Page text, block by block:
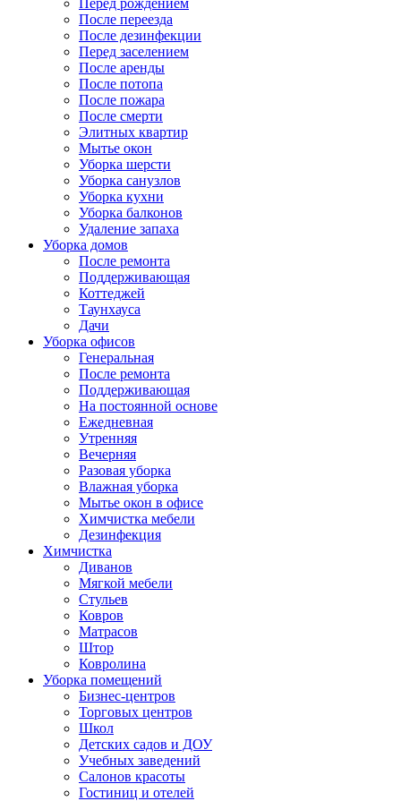
Перед рождением
После переезда
После дезинфекции
Перед заселением
После аренды
После потопа
После пожара
После смерти
Элитных квартир
Мытье окон
Уборка шерсти
Уборка санузлов
Уборка кухни
Уборка балконов
Удаление запаха
Уборка домов
После ремонта
Поддерживающая
Коттеджей
Таунхауса
Дачи
Уборка офисов
Генеральная
После ремонта
Поддерживающая
На постоянной основе
Ежедневная
Утренняя
Вечерняя
Разовая уборка
Влажная уборка
Мытье окон в офисе
Химчистка мебели
Дезинфекция
Химчистка
Диванов
Мягкой мебели
Стульев
Ковров
Матрасов
Штор
Ковролина
Уборка помещений
Бизнес-центров
Торговых центров
Школ
Детских садов и ДОУ
Учебных заведений
Салонов красоты
Гостиниц и отелей